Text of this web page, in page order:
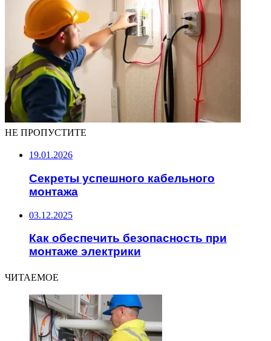
НЕ ПРОПУСТИТЕ
19.01.2026
Секреты успешного кабельного
монтажа
03.12.2025
Как обеспечить безопасность при
монтаже электрики
ЧИТАЕМОЕ